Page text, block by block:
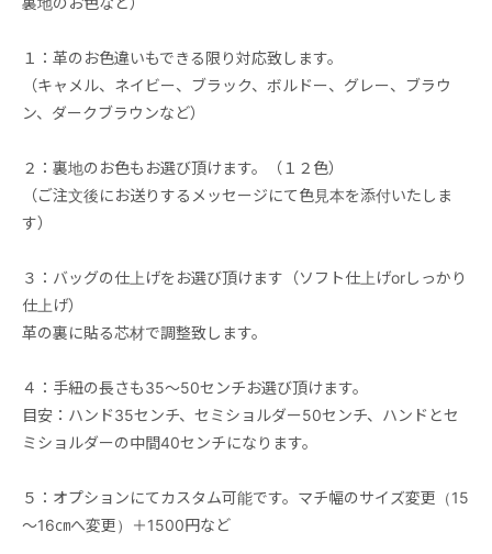
１：革のお色違いもできる限り対応致します。
（キャメル、ネイビー、ブラック、ボルドー、グレー、ブラウ
ン、ダークブラウンなど）
２：裏地のお色もお選び頂けます。（１２色）
（ご注文後にお送りするメッセージにて色見本を添付いたしま
す）
３：バッグの仕上げをお選び頂けます（ソフト仕上げorしっかり
仕上げ）
革の裏に貼る芯材で調整致します。
４：手紐の長さも35～50センチお選び頂けます。
目安：ハンド35センチ、セミショルダー50センチ、ハンドとセ
ミショルダーの中間40センチになります。
５：オプションにてカスタム可能です。マチ幅のサイズ変更（15
～16㎝へ変更）＋1500円など